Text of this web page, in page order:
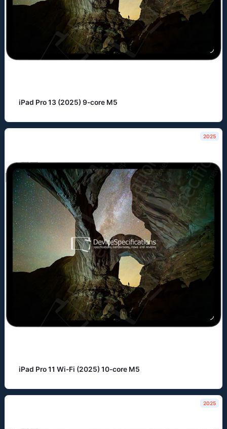
iPad Pro 13 (2025) 9-core M5
2025
iPad Pro 11 Wi-Fi (2025) 10-core M5
2025